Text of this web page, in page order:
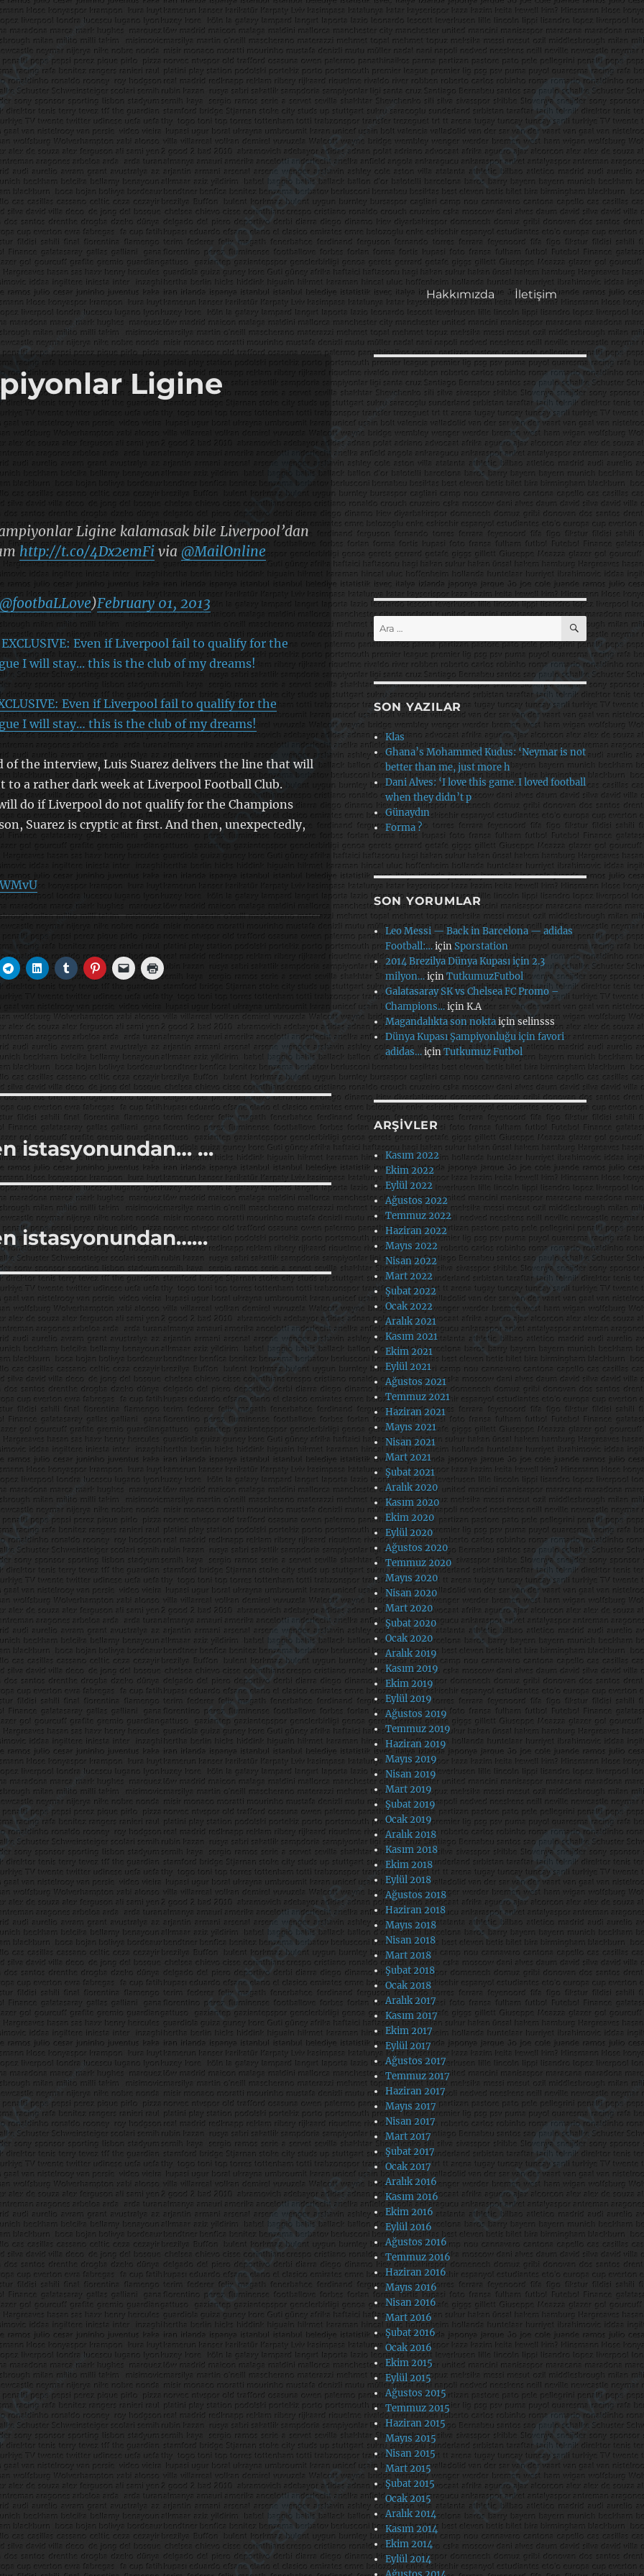
Hakkımızda İletişim
Ligine
Ligine kalamasak bile Liverpool’dan
http://t.co/4Dx2emFivia @MailOnline
)February 01, 2013
Even if Liverpool fail to qualify for the
I will stay… this is the club of my dreams!
of the interview, Luis Suarez delivers the line that will
to a rather dark week at Liverpool Football Club.
do if Liverpool do not qualify for the Champions
Suarez is cryptic at first. And then, unexpectedly,
istasyonundan… …
istasyonundan……
Ara: ARA
SON YAZILAR
Klas
Ghana’s Mohammed Kudus: ‘Neymar is not
better than me, just more h
Dani Alves: ‘I love this game. I loved football
when they didn’t p
Günaydın
Forma ?
SON YORUMLAR
Leo Messi — Back in Barcelona — adidas
Football:…içinSporstation
2014 Brezilya Dünya Kupası için 2.3
milyon…içinTutkumuzFutbol
Galatasaray SK vs Chelsea FC Promo –
Champions…içinK.A
Magandalıkta son noktaiçinselinsss
Dünya Kupası Şampiyonluğu için favori
adidas…içinTutkumuz Futbol
ARŞIVLER
Kasım 2022
Ekim 2022
Eylül 2022
Ağustos 2022
Temmuz 2022
Haziran 2022
Mayıs 2022
Nisan 2022
Mart 2022
Şubat 2022
Ocak 2022
Aralık 2021
Kasım 2021
Ekim 2021
Eylül 2021
Ağustos 2021
Temmuz 2021
Haziran 2021
Mayıs 2021
Nisan 2021
Mart 2021
Şubat 2021
Aralık 2020
Kasım 2020
Ekim 2020
Eylül 2020
Ağustos 2020
Temmuz 2020
Mayıs 2020
Nisan 2020
Mart 2020
Şubat 2020
Ocak 2020
Aralık 2019
Kasım 2019
Ekim 2019
Eylül 2019
Ağustos 2019
Temmuz 2019
Haziran 2019
Mayıs 2019
Nisan 2019
Mart 2019
Şubat 2019
Ocak 2019
Aralık 2018
Kasım 2018
Ekim 2018
Eylül 2018
Ağustos 2018
Haziran 2018
Mayıs 2018
Nisan 2018
Mart 2018
Şubat 2018
Ocak 2018
Aralık 2017
Kasım 2017
Ekim 2017
Eylül 2017
Ağustos 2017
Temmuz 2017
Haziran 2017
Mayıs 2017
Nisan 2017
Mart 2017
Şubat 2017
Ocak 2017
Aralık 2016
Kasım 2016
Ekim 2016
Eylül 2016
Ağustos 2016
Temmuz 2016
Haziran 2016
Mayıs 2016
Nisan 2016
Mart 2016
Şubat 2016
Ocak 2016
Ekim 2015
Eylül 2015
Ağustos 2015
Temmuz 2015
Haziran 2015
Mayıs 2015
Nisan 2015
Mart 2015
Şubat 2015
Ocak 2015
Aralık 2014
Kasım 2014
Ekim 2014
Eylül 2014